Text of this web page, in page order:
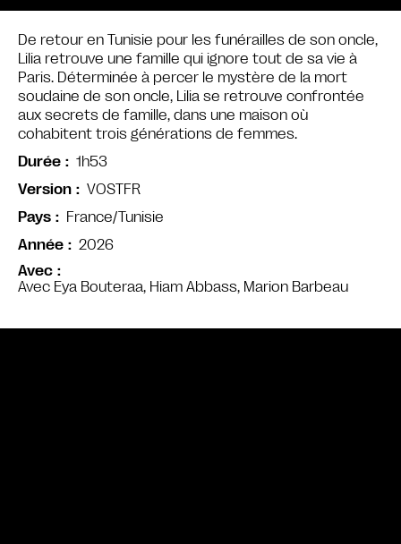
Avec
Avec Eya Bouteraa, Hiam Abbass, Marion Barbeau
De retour en Tunisie pour les funérailles de son oncle,
Lilia retrouve une famille qui ignore tout de sa vie à
Paris. Déterminée à percer le mystère de la mort
soudaine de son oncle, Lilia se retrouve confrontée
aux secrets de famille, dans une maison où
cohabitent trois générations de femmes.
Durée
1h53
Version
VOSTFR
Pays
France/Tunisie
Année
2026